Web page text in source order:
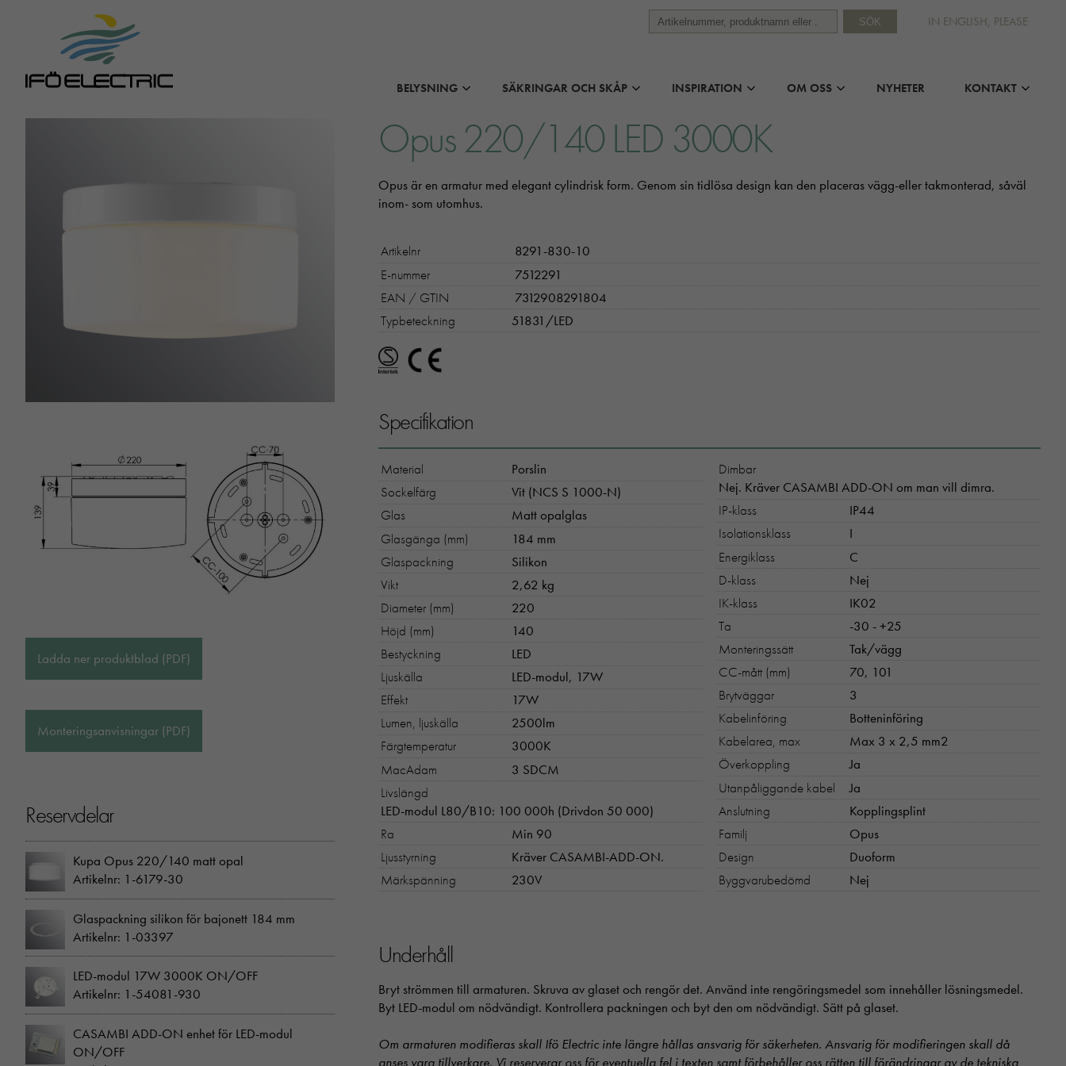
BELYSNING SÄKRINGAR OCH SKÅP INSPIRATION OM OSS NYHETER KONTAKT
SÖK IN ENGLISH, PLEASE
Ladda ner produktblad (PDF)
Monteringsanvisningar (PDF)
Reservdelar
Kupa Opus 220/140 matt opal
Artikelnr: 1-6179-30
Glaspackning silikon för bajonett 184 mm
Artikelnr: 1-03397
LED-modul 17W 3000K ON/OFF
Artikelnr: 1-54081-930
CASAMBI ADD-ON enhet för LED-modul
ON/OFF
Opus 220/140 LED 3000K
Opus är en armatur med elegant cylindrisk form. Genom sin tidlösa design kan den placeras vägg-eller takmonterad, såväl
inom- som utomhus.
Artikelnr
8291-830-10
E-nummer
7512291
EAN / GTIN
7312908291804
Typbeteckning
51831/LED
Specifikation
Material
Porslin
Sockelfärg
Vit (NCS S 1000-N)
Glas
Matt opalglas
Glasgänga (mm)
184 mm
Glaspackning
Silikon
Vikt
2,62 kg
Diameter (mm)
220
Höjd (mm)
140
Bestyckning
LED
Ljuskälla
LED-modul, 17W
Effekt
17W
Lumen, ljuskälla
2500lm
Färgtemperatur
3000K
MacAdam
3 SDCM
Livslängd
LED-modul L80/B10: 100 000h (Drivdon 50 000)
Ra
Min 90
Ljusstyrning
Kräver CASAMBI-ADD-ON.
Märkspänning
230V
Dimbar
Nej. Kräver CASAMBI ADD-ON om man vill dimra.
IP-klass
IP44
Isolationsklass
I
Energiklass
C
D-klass
Nej
IK-klass
IK02
Ta
-30 - +25
Monteringssätt
Tak/vägg
CC-mått (mm)
70, 101
Brytväggar
3
Kabelinföring
Botteninföring
Kabelarea, max
Max 3 x 2,5 mm2
Överkoppling
Ja
Utanpåliggande kabel
Ja
Anslutning
Kopplingsplint
Familj
Opus
Design
Duoform
Byggvarubedömd
Nej
Underhåll
Bryt strömmen till armaturen. Skruva av glaset och rengör det. Använd inte rengöringsmedel som innehåller lösningsmedel.
Byt LED-modul om nödvändigt. Kontrollera packningen och byt den om nödvändigt. Sätt på glaset.
Om armaturen modifieras skall Ifö Electric inte längre hållas ansvarig för säkerheten. Ansvarig för modifieringen skall då
anses vara tillverkare. Vi reserverar oss för eventuella fel i texten samt förbehåller oss rätten till förändringar av de tekniska